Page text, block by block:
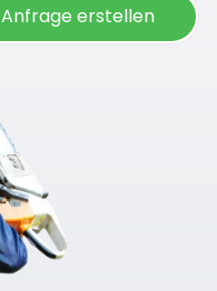
Anfrage erstellen